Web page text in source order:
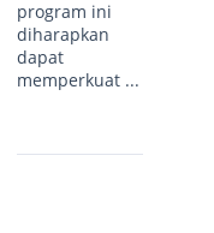
program ini
diharapkan
dapat
memperkuat ...